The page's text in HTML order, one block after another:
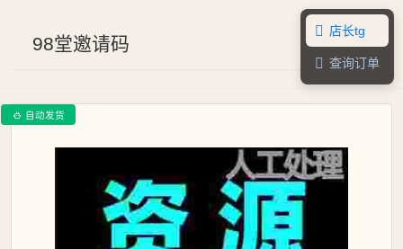
98堂邀请码
 店长tg
 查询订单
 自动发货